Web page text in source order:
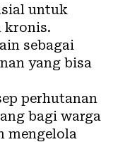
untuk
kronis.
sebagai
yang bisa
perhutanan
bagi warga
mengelola